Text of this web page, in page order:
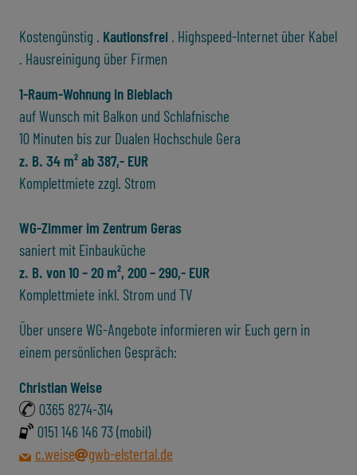
Kostengünstig . Kautionsfrei . Highspeed-Internet über Kabel
. Hausreinigung über Firmen
1-Raum-Wohnung in Bieblach
auf Wunsch mit Balkon und Schlafnische
10 Minuten bis zur Dualen Hochschule Gera
z. B. 34 m² ab 387,- EUR
Komplettmiete zzgl. Strom
WG-Zimmer im Zentrum Geras
saniert mit Einbauküche
z. B. von 10 – 20 m², 200 – 290,- EUR
Komplettmiete inkl. Strom und TV
Über unsere WG-Angebote informieren wir Euch gern in
einem persönlichen Gespräch:
Christian Weise
0365 8274-314
0151 146 146 73 (mobil)
c.weise
gwb-elstertal.de